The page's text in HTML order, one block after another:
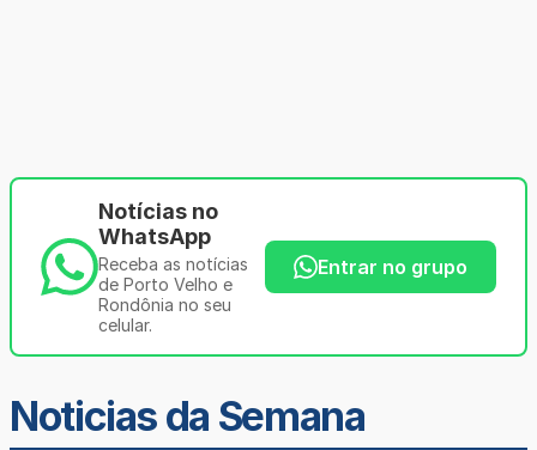
Notícias no
WhatsApp
Receba as notícias
de Porto Velho e
Rondônia no seu
celular.
Entrar no grupo
Noticias da Semana